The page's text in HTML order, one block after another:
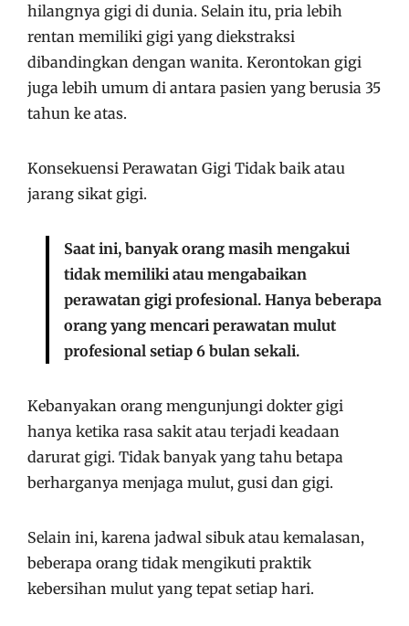
hilangnya gigi di dunia. Selain itu, pria lebih
rentan memiliki gigi yang diekstraksi
dibandingkan dengan wanita. Kerontokan gigi
juga lebih umum di antara pasien yang berusia 35
tahun ke atas.
Konsekuensi Perawatan Gigi Tidak baik atau
jarang sikat gigi.
Saat ini, banyak orang masih mengakui
tidak memiliki atau mengabaikan
perawatan gigi profesional. Hanya beberapa
orang yang mencari perawatan mulut
profesional setiap 6 bulan sekali.
Kebanyakan orang mengunjungi dokter gigi
hanya ketika rasa sakit atau terjadi keadaan
darurat gigi. Tidak banyak yang tahu betapa
berharganya menjaga mulut, gusi dan gigi.
Selain ini, karena jadwal sibuk atau kemalasan,
beberapa orang tidak mengikuti praktik
kebersihan mulut yang tepat setiap hari.